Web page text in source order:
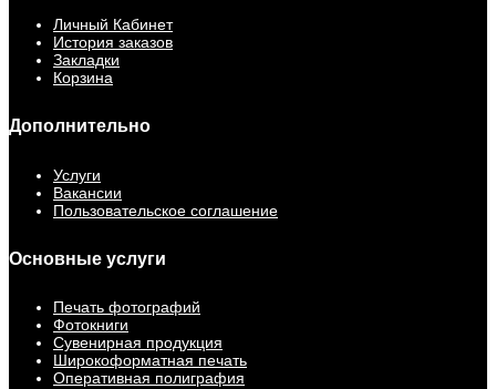
Личный Кабинет
История заказов
Закладки
Корзина
Дополнительно
Услуги
Вакансии
Пользовательское соглашение
Основные услуги
Печать фотографий
Фотокниги
Сувенирная продукция
Широкоформатная печать
Оперативная полиграфия